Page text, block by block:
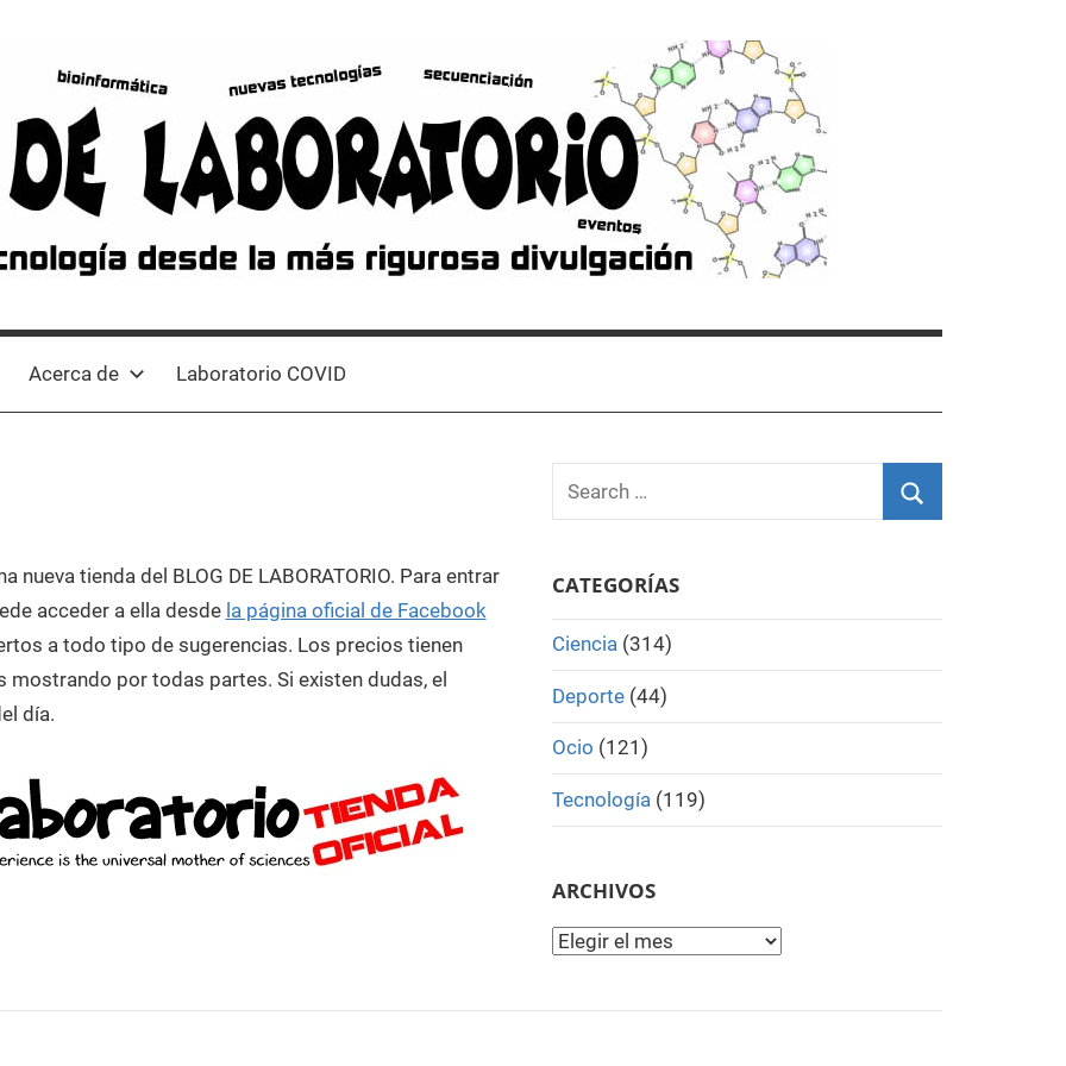
Acerca de Laboratorio COVID
nueva tienda del BLOG DE LABORATORIO. Para entrar
acceder a ella desde la página oficial de Facebook
a todo tipo de sugerencias. Los precios tienen
por todas partes. Si existen dudas, el
día.
Search
for:
CATEGORÍAS
Ciencia(314)
Deporte(44)
Ocio (121)
Tecnología(119)
ARCHIVOS
Archivos